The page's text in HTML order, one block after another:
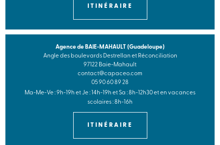
ITINÉRAIRE
Agence de BAIE-MAHAULT (Guadeloupe)
Angle des boulevards Destrellan et Réconciliation
97122 Baie-Mahault
contact@capaceo.com
05 90 60 89 28
Ma-Me-Ve : 9h-19h et Je : 14h-19h et Sa : 8h-12h30 et en vacances
scolaires : 8h-16h
ITINÉRAIRE